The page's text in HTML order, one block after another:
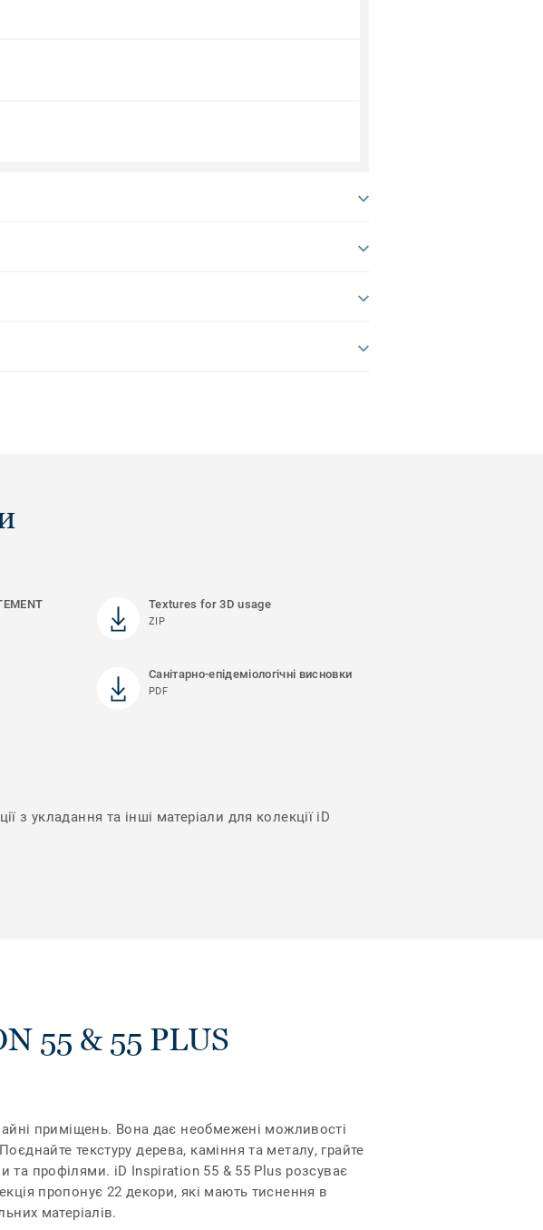
Textures for 3D usage
ZIP
Санітарно-епідеміологічні висновки
PDF
з укладання та інші матеріали для колекції iD
55 & 55 PLUS
приміщень. Вона дає необмежені можливості
текстуру дерева, каміння та металу, грайте
та профілями. iD Inspiration 55 & 55 Plus розсуває
пропонує 22 декори, які мають тиснення в
матеріалів.